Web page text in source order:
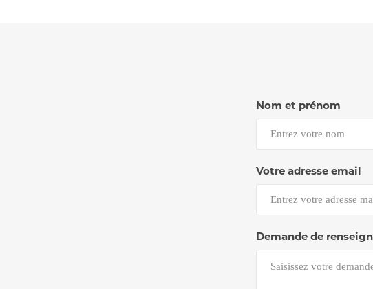
Nom et prénom
Votre adresse email
Demande de